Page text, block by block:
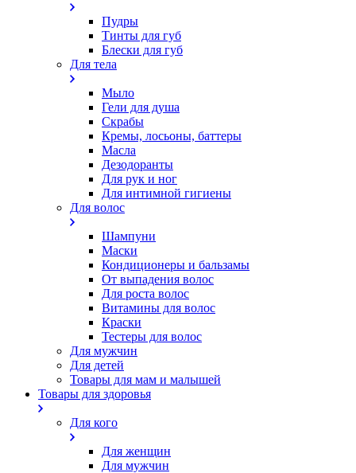
Пудры
Тинты для губ
Блески для губ
Для тела
Мыло
Гели для душа
Скрабы
Кремы, лосьоны, баттеры
Масла
Дезодоранты
Для рук и ног
Для интимной гигиены
Для волос
Шампуни
Маски
Кондиционеры и бальзамы
От выпадения волос
Для роста волос
Витамины для волос
Краски
Тестеры для волос
Для мужчин
Для детей
Товары для мам и малышей
Товары для здоровья
Для кого
Для женщин
Для мужчин